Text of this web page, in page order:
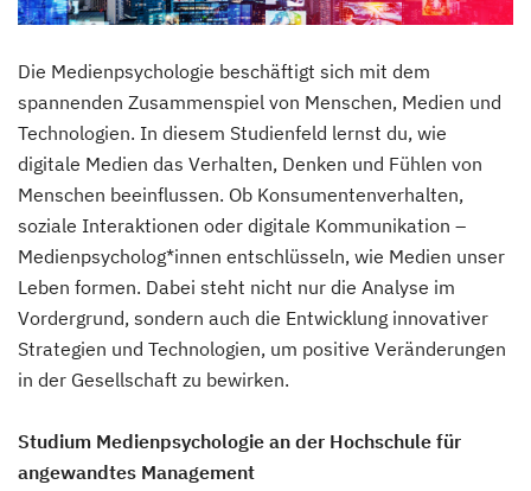
Die Medienpsychologie beschäftigt sich mit dem
spannenden Zusammenspiel von Menschen, Medien und
Technologien. In diesem Studienfeld lernst du, wie
digitale Medien das Verhalten, Denken und Fühlen von
Menschen beeinflussen. Ob Konsumentenverhalten,
soziale Interaktionen oder digitale Kommunikation –
Medienpsycholog*innen entschlüsseln, wie Medien unser
Leben formen. Dabei steht nicht nur die Analyse im
Vordergrund, sondern auch die Entwicklung innovativer
Strategien und Technologien, um positive Veränderungen
in der Gesellschaft zu bewirken.
Studium Medienpsychologie an der Hochschule für
angewandtes Management